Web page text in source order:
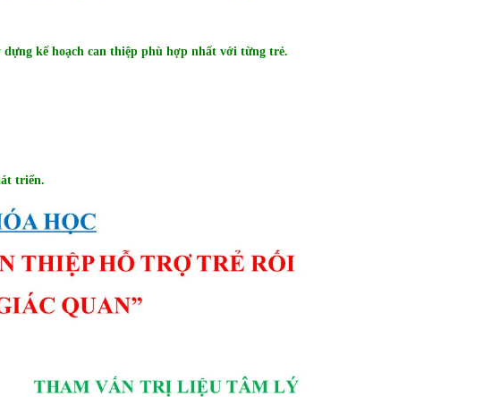
dựng kế hoạch can thiệp phù hợp nhất với từng trẻ.
triển.